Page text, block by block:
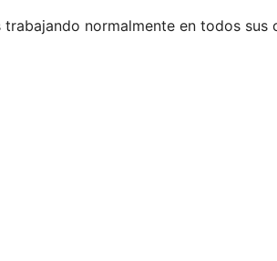
normalmente en todos